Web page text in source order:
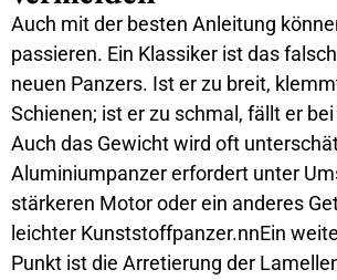
Auch mit der besten Anleitung
passieren. Ein Klassiker ist das
neuen Panzers. Ist er zu breit,
Schienen; ist er zu schmal, fällt er
Auch das Gewicht wird oft
Aluminiumpanzer erfordert unter
stärkeren Motor oder ein anderes
leichter Kunststoffpanzer.nnEin
Punkt ist die Arretierung der